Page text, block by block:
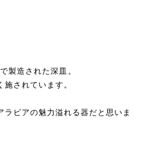
製造された深皿。
されています。
ビアの魅力溢れる器だと思いま